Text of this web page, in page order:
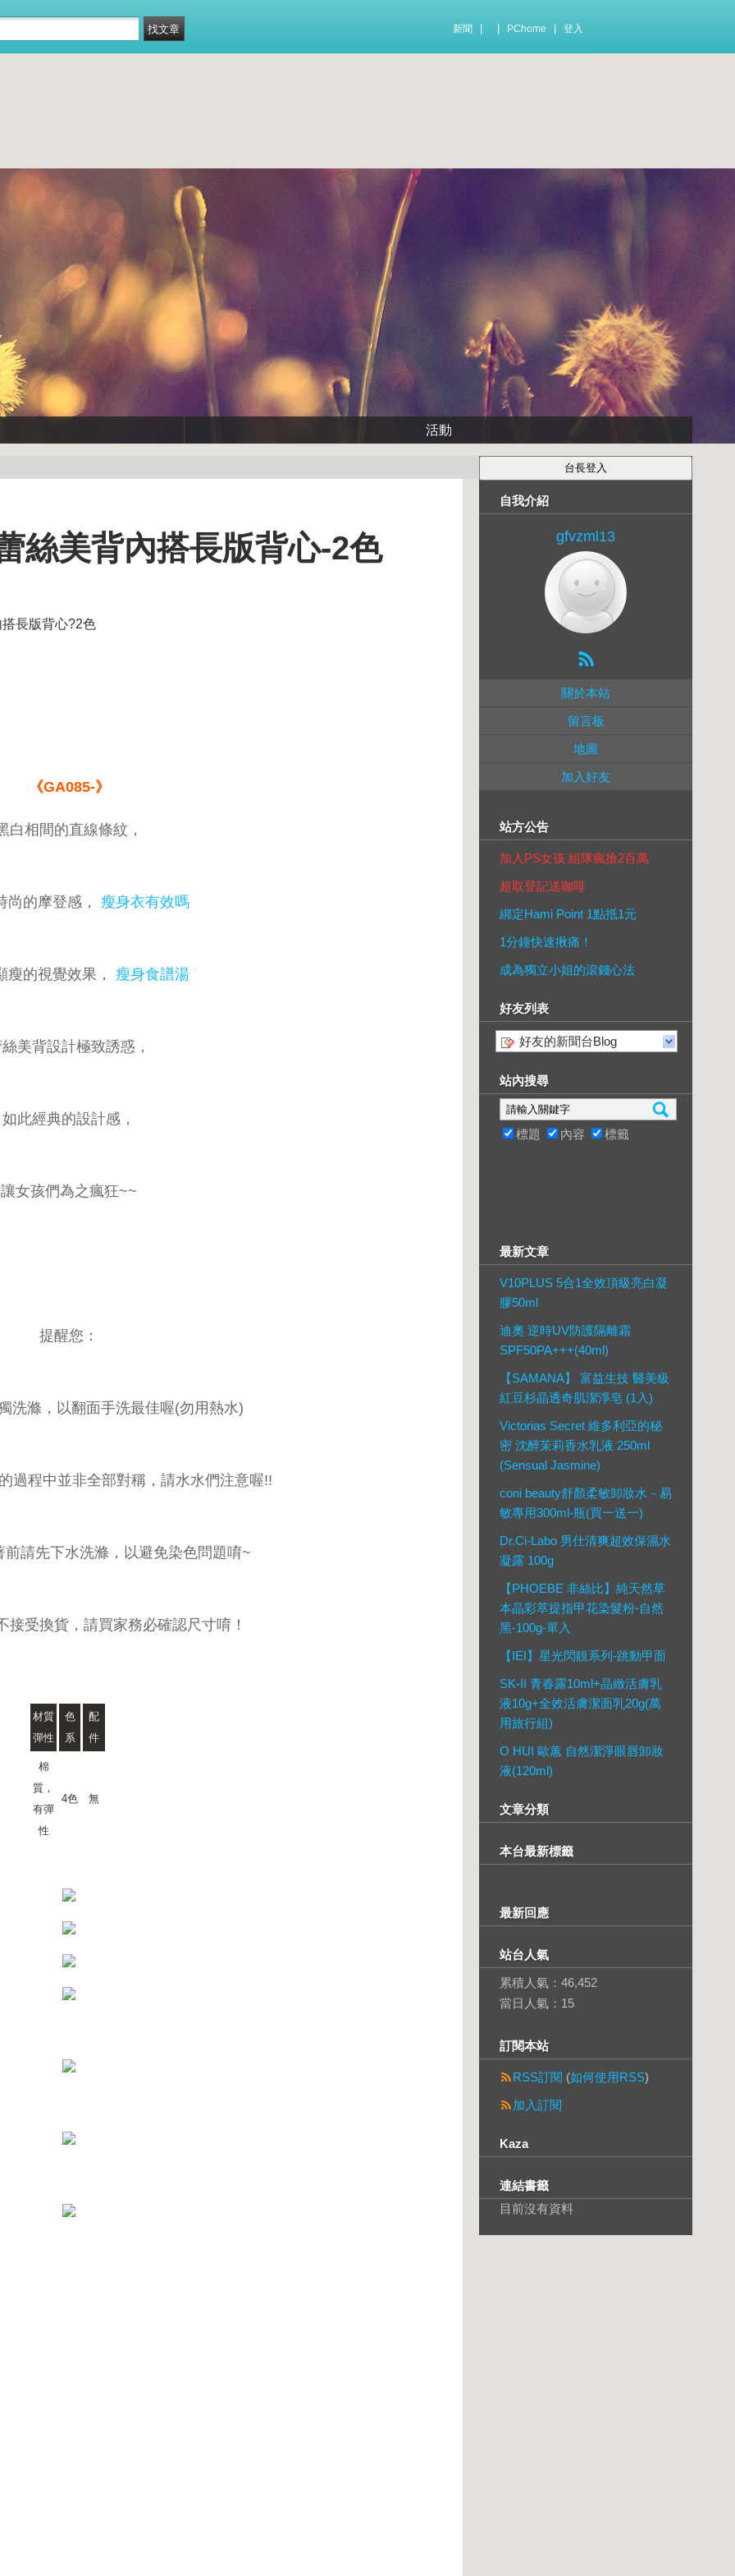
新聞 PChome 登入
活動
絲美背內搭長版背心-2色
長版背心?2色
《GA085-》
白相間的直線條紋，
尚的摩登感， 瘦身衣有效嗎
瘦的視覺效果， 瘦身食譜湯
美背設計極致誘惑，
如此經典的設計感，
讓女孩們為之瘋狂~~
提醒您：
洗滌，以翻面手洗最佳喔(勿用熱水)
過程中並非全部對稱，請水水們注意喔!!
前請先下水洗滌，以避免染色問題唷~
接受換貨，請買家務必確認尺寸唷！
材質
彈性
色
系
配
件
棉
質，
有彈
性
4色 無
自我介紹
gfvzml13
關於本站
留言板
地圖
加入好友
站方公告
加入PS女孩 組隊瘋搶2百萬
超取登記送咖啡
綁定Hami Point 1點抵1元
1分鐘快速揪痛！
成為獨立小姐的滾錢心法
好友列表
好友的新聞台Blog
站內搜尋
標題 內容 標籤
最新文章
V10PLUS 5合1全效頂級亮白凝
膠50ml
迪奧 逆時UV防護隔離霜
SPF50PA+++(40ml)
【SAMANA】 富益生技 醫美級
紅豆杉晶透奇肌潔淨皂 (1入)
Victorias Secret 維多利亞的秘
密 沈醉茉莉香水乳液 250ml
(Sensual Jasmine)
coni beauty舒顏柔敏卸妝水－易
敏專用300ml-瓶(買一送一)
Dr.Ci-Labo 男仕清爽超效保濕水
凝露 100g
【PHOEBE 非絲比】純天然草
本晶彩萃提指甲花染髮粉-自然
黑-100g-單入
【IEI】星光閃靚系列-跳動甲面
SK-II 青春露10ml+晶緻活膚乳
液10g+全效活膚潔面乳20g(萬
用旅行組)
O HUI 歐蕙 自然潔淨眼唇卸妝
液(120ml)
文章分類
本台最新標籤
最新回應
站台人氣
累積人氣： 46,452
當日人氣： 15
訂閱本站
RSS訂閱 (如何使用RSS)
加入訂閱
Kaza
連結書籤
目前沒有資料